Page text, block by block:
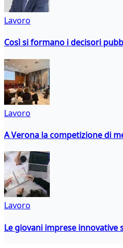
Lavoro
Così si formano i decisori
Lavoro
A Verona la competizione di
Lavoro
Le giovani imprese innovative